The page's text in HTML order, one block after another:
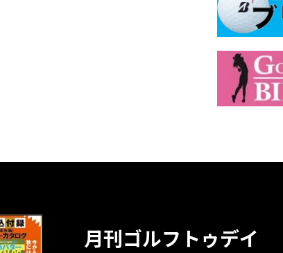
月刊ゴルフトゥデイ